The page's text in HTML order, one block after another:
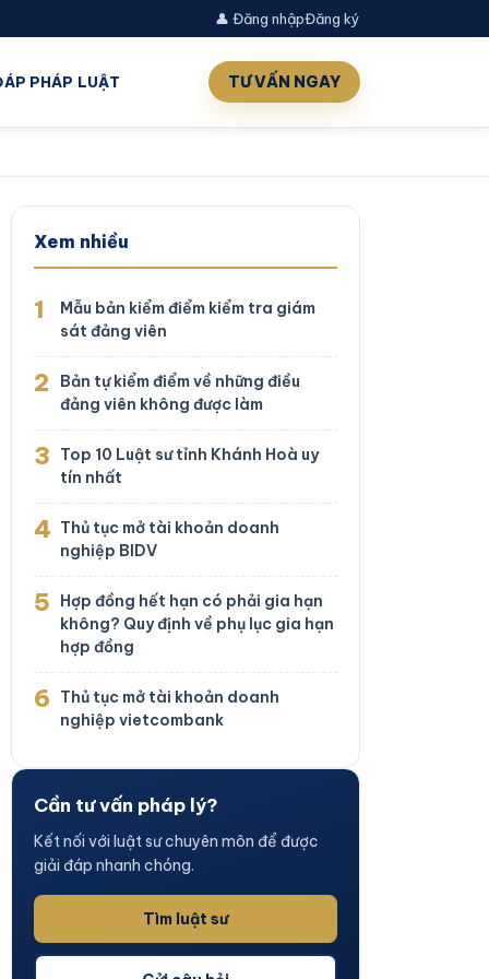
👤 Đăng nhậpĐăng ký
PHÁP LUẬT TƯ VẤN NGAY
Xem nhiều
1
Mẫu bản kiểm điểm kiểm tra giám
sát đảng viên
2
Bản tự kiểm điểm về những điều
đảng viên không được làm
3
Top 10 Luật sư tỉnh Khánh Hoà uy
tín nhất
4 Thủ tục mở tài khoản doanh
nghiệp BIDV
5
Hợp đồng hết hạn có phải gia hạn
không? Quy định về phụ lục gia hạn
hợp đồng
6
Thủ tục mở tài khoản doanh
nghiệp vietcombank
Cần tư vấn pháp lý?
Kết nối với luật sư chuyên môn để được
giải đáp nhanh chóng.
Tìm luật sư